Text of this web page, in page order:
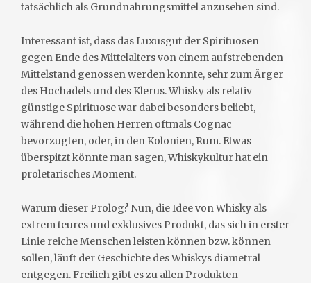
tatsächlich als Grundnahrungsmittel anzusehen sind.
Interessant ist, dass das Luxusgut der Spirituosen
gegen Ende des Mittelalters von einem aufstrebenden
Mittelstand genossen werden konnte, sehr zum Ärger
des Hochadels und des Klerus. Whisky als relativ
günstige Spirituose war dabei besonders beliebt,
während die hohen Herren oftmals Cognac
bevorzugten, oder, in den Kolonien, Rum. Etwas
überspitzt könnte man sagen, Whiskykultur hat ein
proletarisches Moment.
Warum dieser Prolog? Nun, die Idee von Whisky als
extrem teures und exklusives Produkt, das sich in erster
Linie reiche Menschen leisten können bzw. können
sollen, läuft der Geschichte des Whiskys diametral
entgegen. Freilich gibt es zu allen Produkten